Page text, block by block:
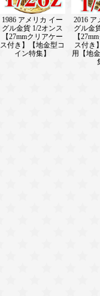
1986 アメリカ イー
グル金貨 1/2オンス
【27mmクリアケー
ス付き】【地金型コ
イン特集】
2016 ア
グル金
【
ス付き
用【地